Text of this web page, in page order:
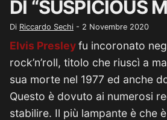
DI “SUSPICIOUS
Di Riccardo Sechi - 2 Novembre 2020
Elvis Presleyfu incoronato
rock’n’roll, titolo che riuscì a
sua morte nel 1977 ed anche
Questo è dovuto ai numerosi
stabilire. Il più lampante è che